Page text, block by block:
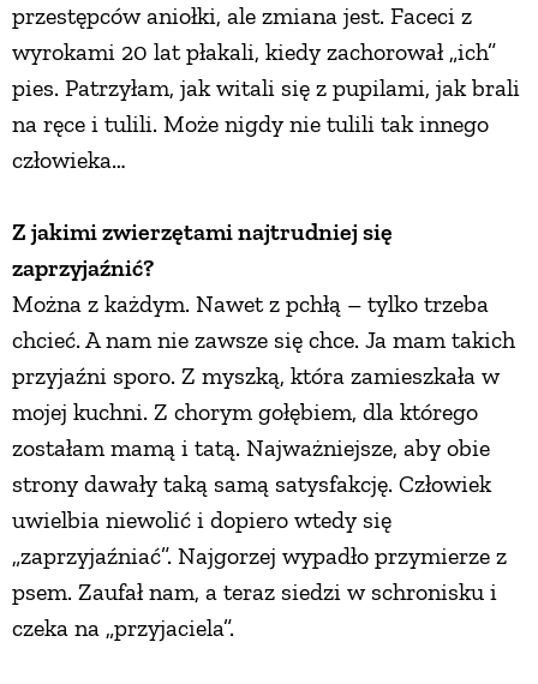
przestępców aniołki, ale zmiana jest. Faceci z
wyrokami 20 lat płakali, kiedy zachorował „ich”
pies. Patrzyłam, jak witali się z pupilami, jak brali
na ręce i tulili. Może nigdy nie tulili tak innego
człowieka…
Z jakimi zwierzętami najtrudniej się
zaprzyjaźnić?
Można z każdym. Nawet z pchłą – tylko trzeba
chcieć. A nam nie zawsze się chce. Ja mam takich
przyjaźni sporo. Z myszką, która zamieszkała w
mojej kuchni. Z chorym gołębiem, dla którego
zostałam mamą i tatą. Najważniejsze, aby obie
strony dawały taką samą satysfakcję. Człowiek
uwielbia niewolić i dopiero wtedy się
„zaprzyjaźniać”. Najgorzej wypadło przymierze z
psem. Zaufał nam, a teraz siedzi w schronisku i
czeka na „przyjaciela”.